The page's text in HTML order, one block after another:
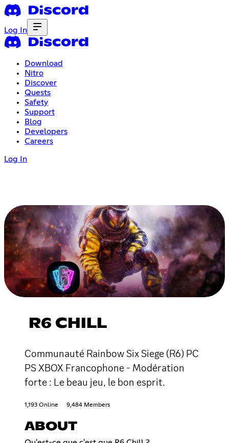
Log In
Download
Nitro
Discover
Quests
Safety
Support
Blog
Developers
Careers
Log In
R6 CHILL
Communauté Rainbow Six Siege (R6) PC
PS XBOX Francophone - Modération
forte : Le beau jeu, le bon esprit.
1,193 Online 9,484 Members
ABOUT